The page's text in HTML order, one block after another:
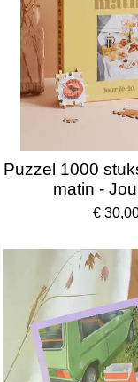
Puzzel 1000
matin -
€